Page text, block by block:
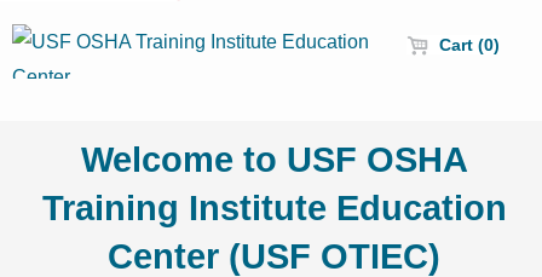
Cart (0)
Welcome to USF OSHA
Training Institute Education
Center (USF OTIEC)